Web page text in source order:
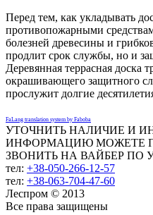
Перед тем, как укладывать
противопожарными
болезней древесины и
продлит срок службы, но и
Деревянная террасная доска
окрашивающего защитного
прослужит долгие
FaLang translation system by Faboba
УТОЧНИТЬ НАЛИЧИЕ И
ИНФОРМАЦИЮ МОЖЕТЕ
ЗВОНИТЬ НА ВАЙБЕР
тел: +38-050-266-12-57
тел: +38-063-704-47-60
Леспром © 2013
Все права защищены